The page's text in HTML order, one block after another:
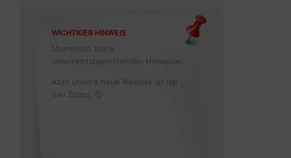
WICHTIGER HINWEIS
Momentan keine
unterrichtsbetreffenden Hinweise.
Aber unsere neue Website ist da!
Viel Spass. 🙂